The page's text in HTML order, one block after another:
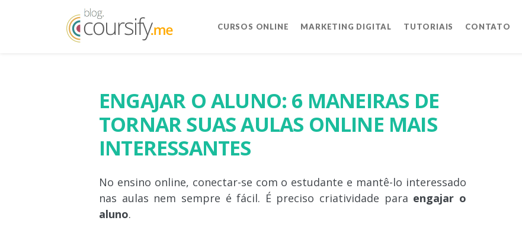
CURSOS ONLINE MARKETING DIGITAL TUTORIAIS CONTATO
ENGAJAR O ALUNO: 6 MANEIRAS DE
TORNAR SUAS AULAS ONLINE MAIS
INTERESSANTES
No ensino online, conectar-se com o estudante e mantê-lo interessado
nas aulas nem sempre é fácil. É preciso criatividade para engajar o
aluno.